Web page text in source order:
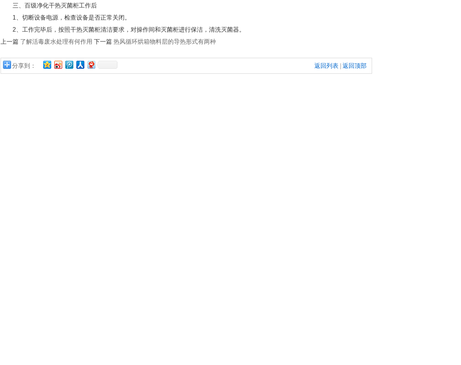
三、百级净化干热灭菌柜工作后
1、切断设备电源，检查设备是否正常关闭。
2、工作完毕后，按照干热灭菌柜清洁要求，对操作间和灭菌柜进行保洁，清洗灭菌器。
上一篇 了解活毒废水处理有何作用 下一篇 热风循环烘箱物料层的导热形式有两种
分享到： 返回列表 返回顶部